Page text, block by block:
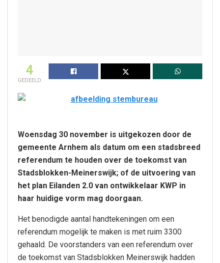
4
GEDEELD
Woensdag 30 november is uitgekozen door de
gemeente Arnhem als datum om een stadsbreed
referendum te houden over de toekomst van
Stadsblokken-Meinerswijk; of de uitvoering van
het plan Eilanden 2.0 van ontwikkelaar KWP in
haar huidige vorm mag doorgaan.
Het benodigde aantal handtekeningen om een
referendum mogelijk te maken is met ruim 3300
gehaald. De voorstanders van een referendum over
de toekomst van Stadsblokken Meinerswijk hadden